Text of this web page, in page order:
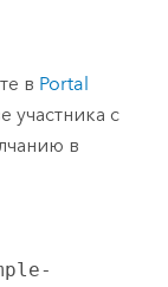
в Portal
участника с
в